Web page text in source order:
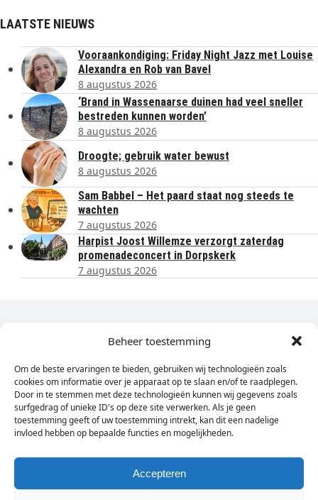
Beheer toestemming
Om de beste ervaringen te bieden, gebruiken wij technologieën zoals
cookies om informatie over je apparaat op te slaan en/of te raadplegen.
Door in te stemmen met deze technologieën kunnen wij gegevens zoals
surfgedrag of unieke ID's op deze site verwerken. Als je geen
toestemming geeft of uw toestemming intrekt, kan dit een nadelige
invloed hebben op bepaalde functies en mogelijkheden.
Accepteren
LAATSTE NIEUWS
Vooraankondiging: Friday Night Jazz met Louise
Alexandra en Rob van Bavel
8 augustus 2026
‘Brand in Wassenaarse duinen had veel sneller
bestreden kunnen worden’
8 augustus 2026
Droogte; gebruik water bewust
8 augustus 2026
Sam Babbel – Het paard staat nog steeds te
wachten
7 augustus 2026
Harpist Joost Willemze verzorgt zaterdag
promenadeconcert in Dorpskerk
7 augustus 2026
Dagelijks het laatste nieuws in je e-mail?
Vul
hier
je
e-
mailadres
in
Sign Up